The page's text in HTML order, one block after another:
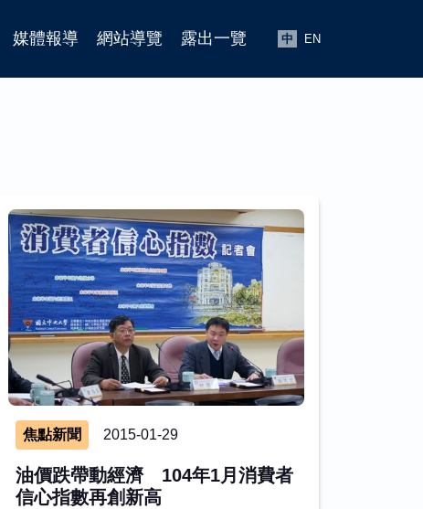
媒體報導 網站導覽 露出一覽 中 EN
焦點新聞 2015-01-29
油價跌帶動經濟 104年1月消費者
信心指數再創新高